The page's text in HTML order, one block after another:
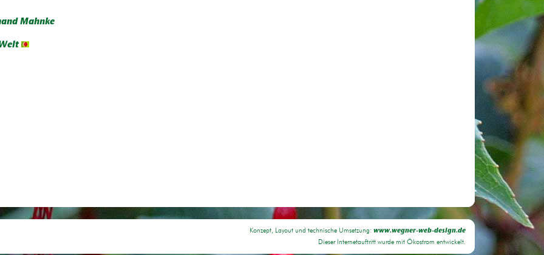
Mahnke
Konzept, Layout und technische Umsetzung: www.wegner-web-design.de
Dieser Internetauftritt wurde mit Ökostrom entwickelt.